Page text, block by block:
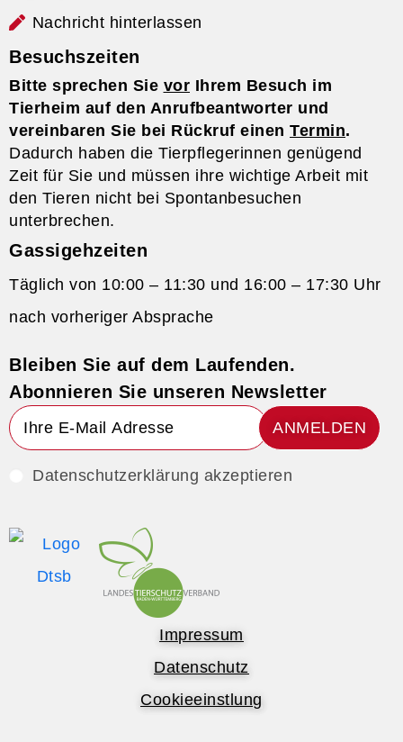
Nachricht hinterlassen
Besuchszeiten
Bitte sprechen Sie vor Ihrem Besuch im
Tierheim auf den Anrufbeantworter und
vereinbaren Sie bei Rückruf einen Termin.
Dadurch haben die Tierpflegerinnen genügend
Zeit für Sie und müssen ihre wichtige Arbeit mit
den Tieren nicht bei Spontanbesuchen
unterbrechen.
Gassigehzeiten
Täglich von 10:00 – 11:30 und 16:00 – 17:30 Uhr
nach vorheriger Absprache
Bleiben Sie auf dem Laufenden.
Abonnieren Sie unseren Newsletter
ANMELDEN
Datenschutzerklärung akzeptieren
Impressum
Datenschutz
Cookieeinstlung